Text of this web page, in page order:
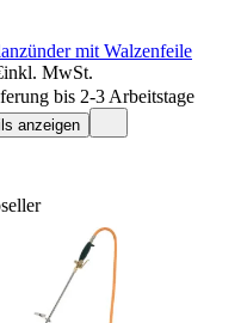
mit Walzenfeile
inkl. MwSt.
bis 2-3 Arbeitstage
anzeigen